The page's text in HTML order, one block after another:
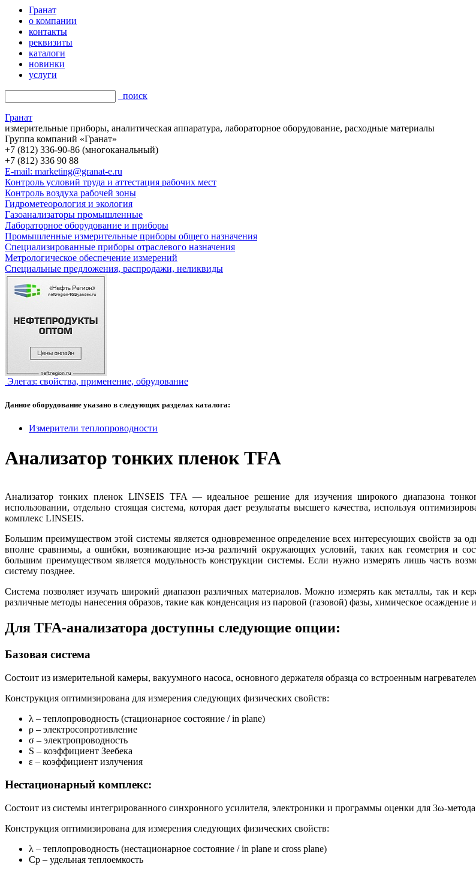
Гранат
о компании
контакты
реквизиты
каталоги
новинки
услуги
поиск
Гранат
измерительные приборы, аналитическая аппаратура, лабораторное оборудование, расходные материалы
Группа компаний «Гранат»
+7 (812) 336-90-86 (многоканальный)
+7 (812) 336 90 88
E-mail: marketing@granat-e.ru
Контроль условий труда и аттестация рабочих мест
Контроль воздуха рабочей зоны
Гидрометеорология и экология
Газоанализаторы промышленные
Лабораторное оборудование и приборы
Промышленные измерительные приборы общего назначения
Специализированные приборы отраслевого назначения
Метрологическое обеспечение измерений
Специальные предложения, распродажи, неликвиды
Элегаз: свойства, применение, обрудование
Данное оборудование указано в следующих разделах каталога:
Измерители теплопроводности
Анализатор тонких пленок TFA
Анализатор тонких пленок LINSEIS TFA — идеальное решение для изучения широкого диапазона
использовании, отдельно стоящая система, которая дает результаты высшего качества, используя
комплекс LINSEIS.
Большим преимуществом этой системы является одновременное определение всех интересующих свойств за
вполне сравнимы, а ошибки, возникающие из-за различий окружающих условий, таких как геометрия и
большим преимуществом является модульность конструкции системы. Если нужно измерять лишь часть
систему позднее.
Система позволяет изучать широкий диапазон различных материалов. Можно измерять как металлы, так и
различные методы нанесения образов, такие как конденсация из паровой (газовой) фазы, химическое
Для TFA-анализатора доступны следующие опции:
Базовая система
Состоит из измерительной камеры, вакуумного насоса, основного держателя образца со встроенным
Конструкция оптимизирована для измерения следующих физических свойств:
λ – теплопроводность (стационарное состояние / in plane)
ρ – электросопротивление
σ – электропроводность
S – коэффициент Зеебека
ε – коэффициент излучения
Нестационарный комплекс:
Состоит из системы интегрированного синхронного усилителя, электроники и программы оценки для 3ω-
Конструкция оптимизирована для измерения следующих физических свойств:
λ – теплопроводность (нестационарное состояние / in plane и cross plane)
Cp – удельная теплоемкость